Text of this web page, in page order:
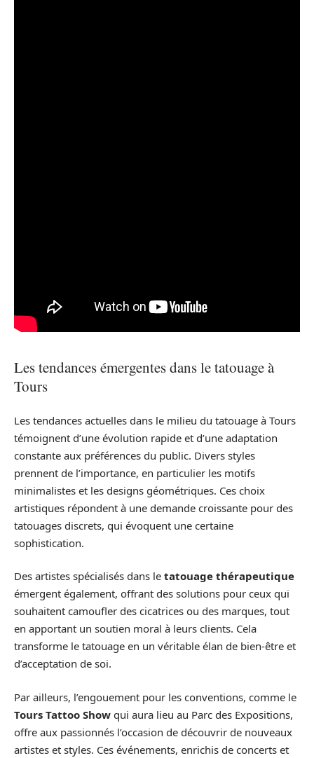
Les tendances émergentes dans le tatouage à
Tours
Les tendances actuelles dans le milieu du tatouage à Tours
témoignent d’une évolution rapide et d’une adaptation
constante aux préférences du public. Divers styles
prennent de l’importance, en particulier les motifs
minimalistes et les designs géométriques. Ces choix
artistiques répondent à une demande croissante pour des
tatouages discrets, qui évoquent une certaine
sophistication.
Des artistes spécialisés dans le tatouage thérapeutique
émergent également, offrant des solutions pour ceux qui
souhaitent camoufler des cicatrices ou des marques, tout
en apportant un soutien moral à leurs clients. Cela
transforme le tatouage en un véritable élan de bien-être et
d’acceptation de soi.
Par ailleurs, l’engouement pour les conventions, comme le
Tours Tattoo Show qui aura lieu au Parc des Expositions,
offre aux passionnés l’occasion de découvrir de nouveaux
artistes et styles. Ces événements, enrichis de concerts et